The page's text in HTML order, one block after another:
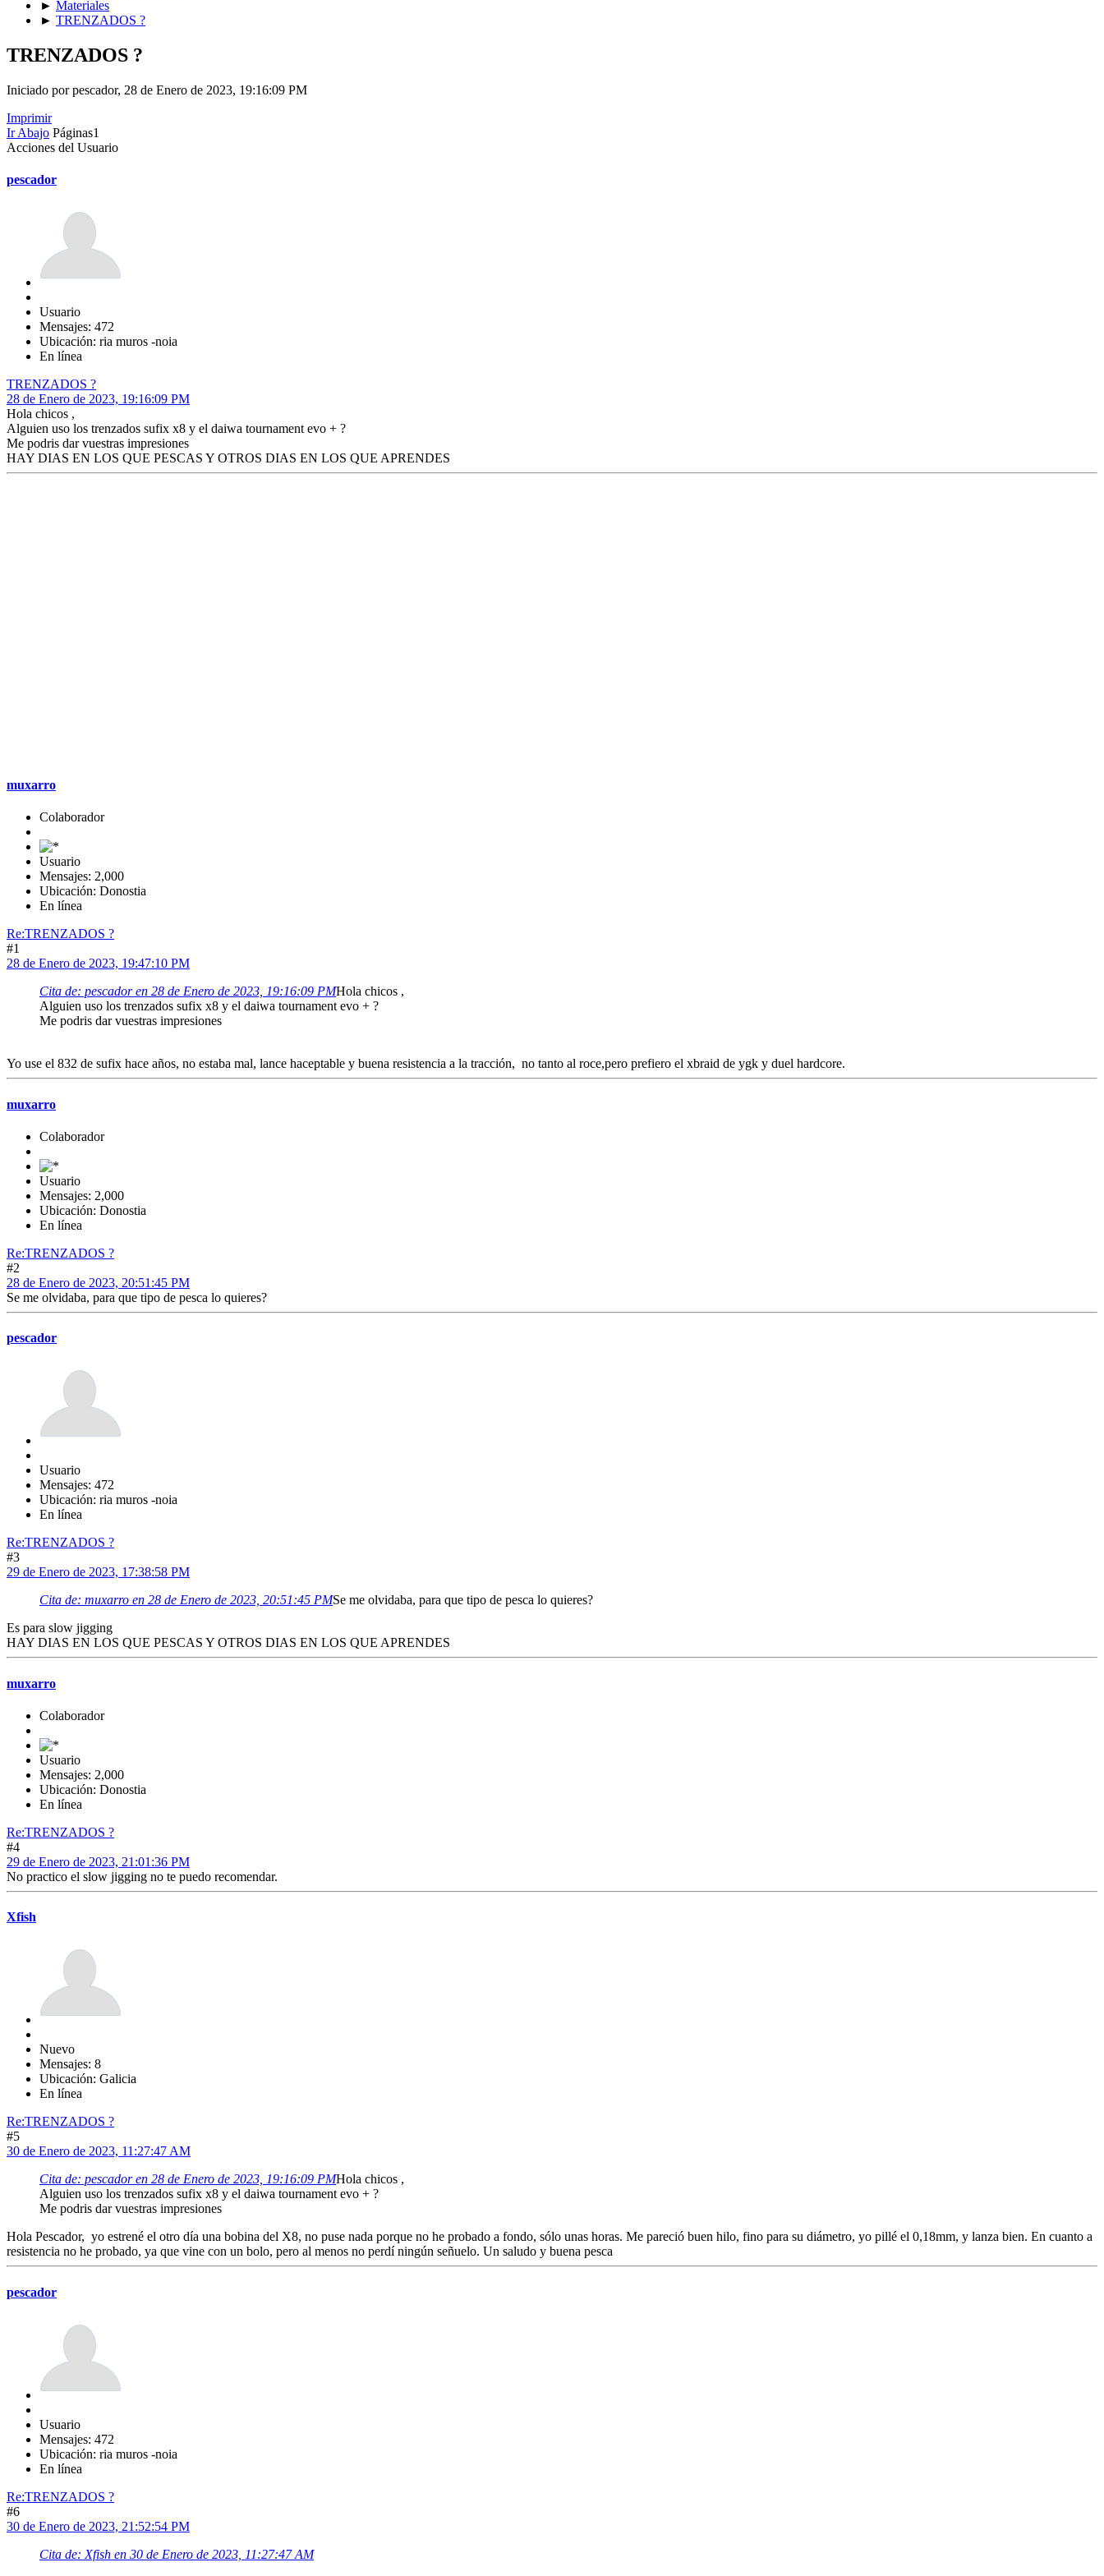
► Materiales
► TRENZADOS ?
TRENZADOS ?
Iniciado por pescador, 28 de Enero de 2023, 19:16:09 PM
Imprimir
Ir Abajo Páginas1
Acciones del Usuario
pescador
Usuario
Mensajes: 472
Ubicación: ria muros -noia
En línea
TRENZADOS ?
28 de Enero de 2023, 19:16:09 PM
Hola chicos ,
Alguien uso los trenzados sufix x8 y el daiwa tournament evo + ?
Me podris dar vuestras impresiones
HAY DIAS EN LOS QUE PESCAS Y OTROS DIAS EN LOS QUE APRENDES
muxarro
Colaborador
Usuario
Mensajes: 2,000
Ubicación: Donostia
En línea
Re:TRENZADOS ?
#1
28 de Enero de 2023, 19:47:10 PM
Cita de: pescador en 28 de Enero de 2023, 19:16:09 PMHola chicos ,
Alguien uso los trenzados sufix x8 y el daiwa tournament evo + ?
Me podris dar vuestras impresiones
Yo use el 832 de sufix hace años, no estaba mal, lance haceptable y buena resistencia a la tracción, no tanto al roce,pero prefiero el xbraid de ygk y duel hardcore.
muxarro
Colaborador
Usuario
Mensajes: 2,000
Ubicación: Donostia
En línea
Re:TRENZADOS ?
#2
28 de Enero de 2023, 20:51:45 PM
Se me olvidaba, para que tipo de pesca lo quieres?
pescador
Usuario
Mensajes: 472
Ubicación: ria muros -noia
En línea
Re:TRENZADOS ?
#3
29 de Enero de 2023, 17:38:58 PM
Cita de: muxarro en 28 de Enero de 2023, 20:51:45 PMSe me olvidaba, para que tipo de pesca lo quieres?
Es para slow jigging
HAY DIAS EN LOS QUE PESCAS Y OTROS DIAS EN LOS QUE APRENDES
muxarro
Colaborador
Usuario
Mensajes: 2,000
Ubicación: Donostia
En línea
Re:TRENZADOS ?
#4
29 de Enero de 2023, 21:01:36 PM
No practico el slow jigging no te puedo recomendar.
Xfish
Nuevo
Mensajes: 8
Ubicación: Galicia
En línea
Re:TRENZADOS ?
#5
30 de Enero de 2023, 11:27:47 AM
Cita de: pescador en 28 de Enero de 2023, 19:16:09 PMHola chicos ,
Alguien uso los trenzados sufix x8 y el daiwa tournament evo + ?
Me podris dar vuestras impresiones
Hola Pescador, yo estrené el otro día una bobina del X8, no puse nada porque no he probado a fondo, sólo unas horas. Me pareció buen hilo, fino para su diámetro, yo pillé el 0,18mm, y lanza bien. En cuanto a
resistencia no he probado, ya que vine con un bolo, pero al menos no perdí ningún señuelo. Un saludo y buena pesca
pescador
Usuario
Mensajes: 472
Ubicación: ria muros -noia
En línea
Re:TRENZADOS ?
#6
30 de Enero de 2023, 21:52:54 PM
Cita de: Xfish en 30 de Enero de 2023, 11:27:47 AM